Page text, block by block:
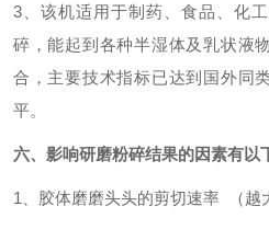
3、该机适用于制药、食品、化
碎，能起到各种半湿体及乳状液
合，主要技术指标已达到国外同
平。
六、影响研磨粉碎结果的因素有以
1、胶体磨磨头头的剪切速率 （越